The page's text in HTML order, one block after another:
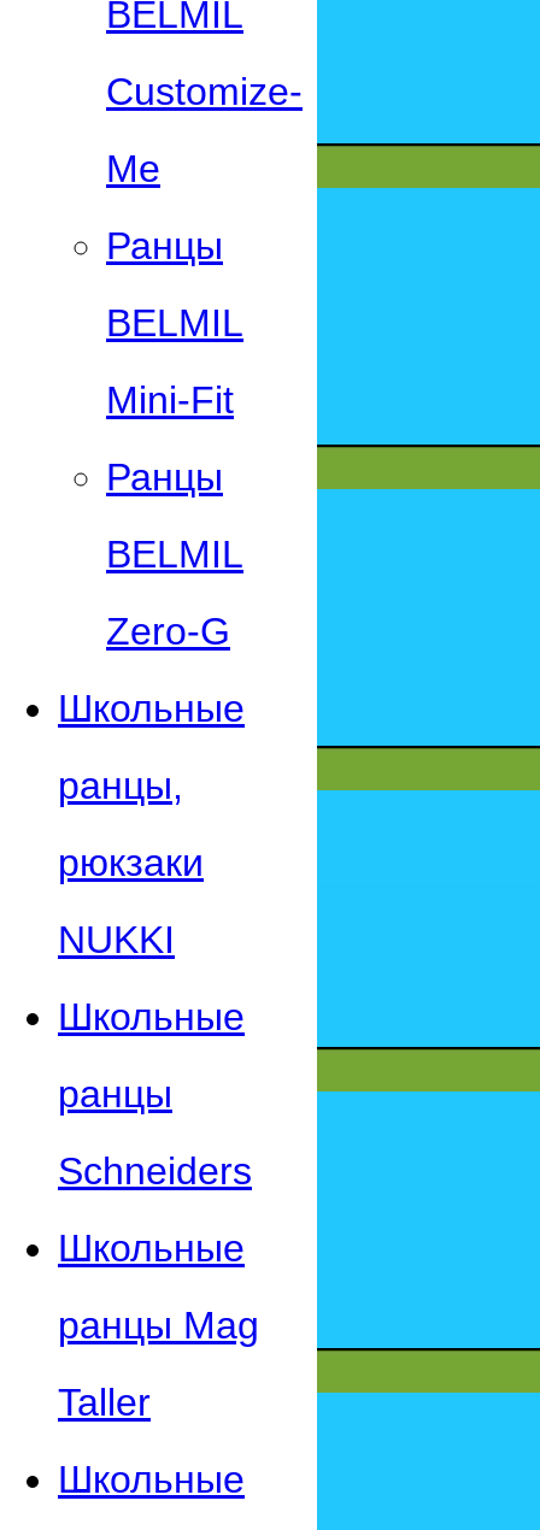
BELMIL
Customize-
Me
Ранцы
BELMIL
Mini-Fit
Ранцы
BELMIL
Zero-G
Школьные
ранцы,
рюкзаки
NUKKI
Школьные
ранцы
Schneiders
Школьные
ранцы Mag
Taller
Школьные